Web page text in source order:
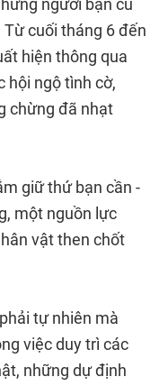
người bạn cũ
cuối tháng 6 đến
hiện thông qua
hội ngộ tình cờ,
chừng đã nhạt
giữ thứ bạn cần -
một nguồn lực
vật then chốt
tự nhiên mà
việc duy trì các
những dự định